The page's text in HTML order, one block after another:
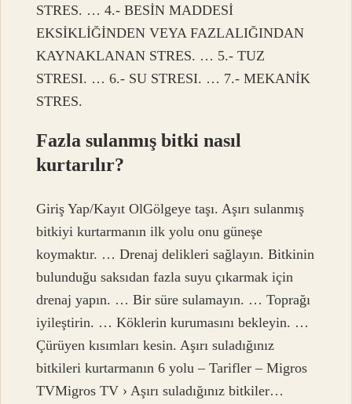
STRES. … 4.- BESİN MADDESİ
EKSİKLİĞİNDEN VEYA FAZLALIĞINDAN
KAYNAKLANAN STRES. … 5.- TUZ
STRESI. … 6.- SU STRESI. … 7.- MEKANİK
STRES.
Fazla sulanmış bitki nasıl
kurtarılır?
Giriş Yap/Kayıt OlGölgeye taşı. Aşırı sulanmış
bitkiyi kurtarmanın ilk yolu onu güneşe
koymaktır. … Drenaj delikleri sağlayın. Bitkinin
bulunduğu saksıdan fazla suyu çıkarmak için
drenaj yapın. … Bir süre sulamayın. … Toprağı
iyileştirin. … Köklerin kurumasını bekleyin. …
Çürüyen kısımları kesin. Aşırı suladığınız
bitkileri kurtarmanın 6 yolu – Tarifler – Migros
TVMigros TV › Aşırı suladığınız bitkiler…